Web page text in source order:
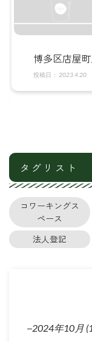
博多区店屋
2023.4.4
タグリスト
コワーキングス
ペース
法人登記
2024年10月